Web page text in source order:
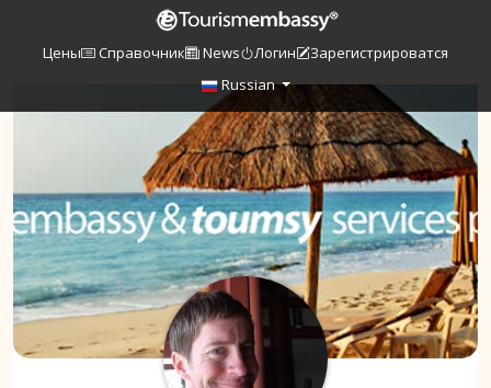
Цены Справочник News Логин
Зарегистрироватся
Russian